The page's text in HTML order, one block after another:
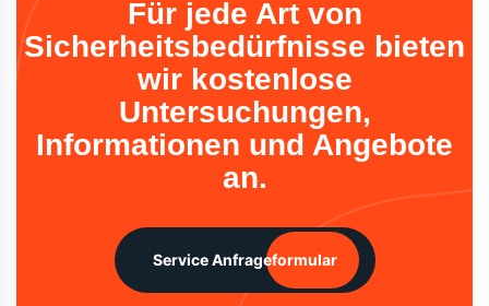
Für jede Art von
Sicherheitsbedürfnisse bieten
wir kostenlose
Untersuchungen,
Informationen und Angebote
an.
Service Anfrageformular